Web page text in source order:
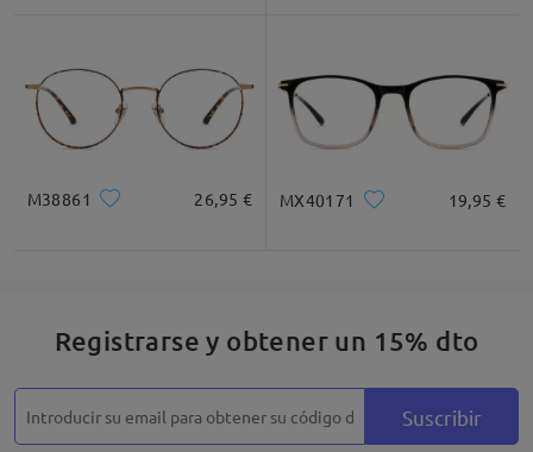
M38861 26,95 € MX40171 19,95 €
Registrarse y obtener un 15% dto
Suscribir